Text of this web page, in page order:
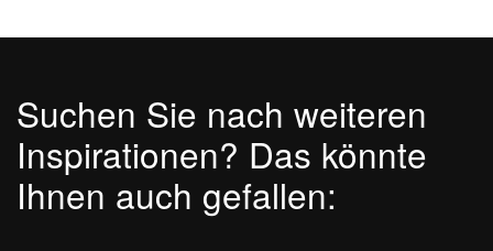
Showroom
News und Events
Newsletter
Stellenbewerbung
Suchen Sie nach weiteren
Inspirationen? Das könnte
Ihnen auch gefallen: